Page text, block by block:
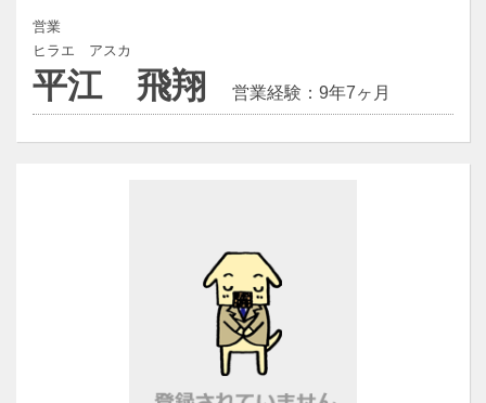
営業
ヒラエ アスカ
平江 飛翔 営業経験：9年7ヶ月